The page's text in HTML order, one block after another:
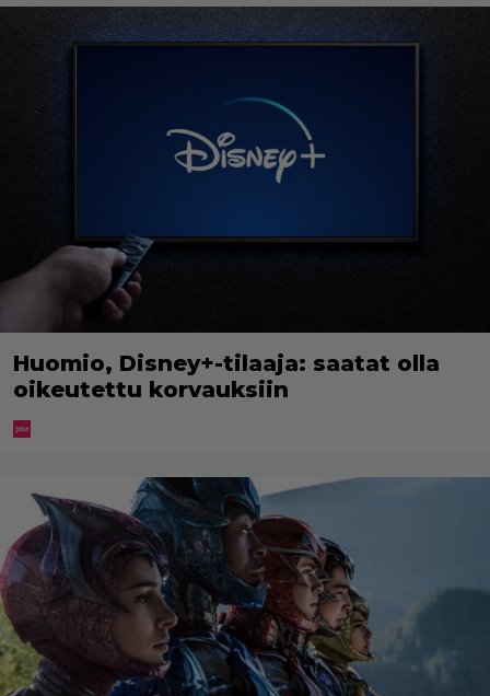
Huomio, Disney+-tilaaja: saatat olla
oikeutettu korvauksiin